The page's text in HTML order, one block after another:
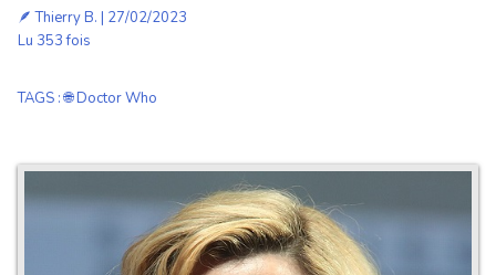
🪶Thierry B. | 27/02/2023
Lu 353 fois
TAGS :🌐 Doctor Who